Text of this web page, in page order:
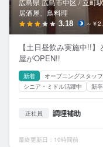
広島県 広島市中区 / 立町駅
居酒屋、鳥料理
3.18 ～￥
【土日昼飲み実施中!!
屋がOPEN!!
新着 オープニングスタッ
シニア・ミドル活躍中
新
正社員 調理補助
最終更新日：10時間前